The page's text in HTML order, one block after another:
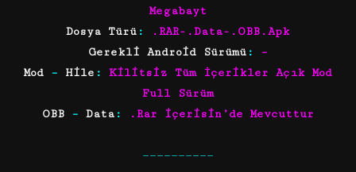
Megabayt
Dosya Türü :
.RAR-.Data-.OBB.Apk
Gerekli Android Sürümü :
–
Mod – Hile :
Kilitsiz Tüm İçerikler Açık Mod
Full Sürüm
OBB – Data : .Rar içerisin’de Mevcuttur
——————————